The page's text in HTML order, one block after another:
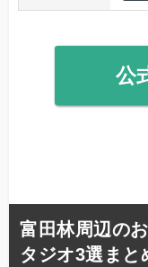
公
富田林周辺の
タジオ3選まと